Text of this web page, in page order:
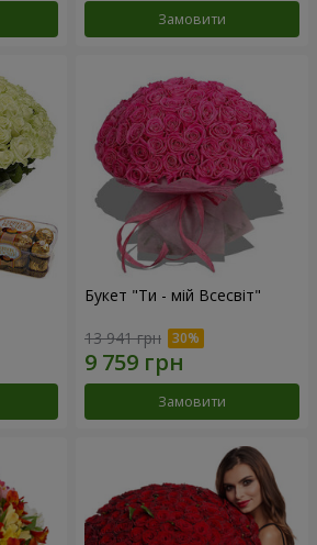
Замовити
Букет "Ти - мій Всесвіт"
13 941 грн
Замовити